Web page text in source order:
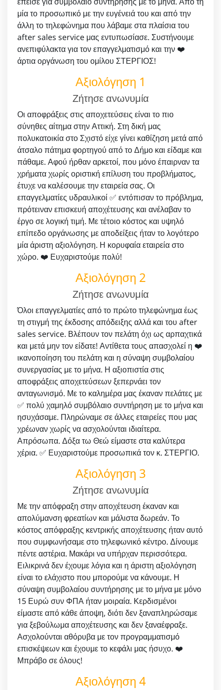
μία το προσωπικό με την ευγένειά του και από την
άλλη το τηλεφώνημα που λάβαμε στα πλαίσια του
after sales service μας εντυπωσίασε. Συστήνουμε
ανεπιφύλακτα για τον επαγγελματισμό και την ❤️
άρτια οργάνωση του ομίλου ΣΤΕΡΓΙΟΣ!
Αξιολόγηση 1
Ζήτησε ανωνυμία
Οι αποφράξεις στις αποχετεύσεις είναι το πιο
σύνηθες αίτημα στην Αττική. Στη δική μας
πολυκατοικία στο Σχιστό είχε γίνει καθίζηση μετά από
άτσαλο πάτημα φορτηγού από το Δήμο και είδαμε και
πάθαμε. Αφού ήρθαν αρκετοί, που μόνο έπαιρναν τα
χρήματα χωρίς οριστική επίλυση του προβλήματος,
έτυχε να καλέσουμε την εταιρεία σας. Οι
επαγγελματίες υδραυλικοί ✅ εντόπισαν το πρόβλημα,
πρότειναν επισκευή αποχέτευσης και ανέλαβαν το
έργο σε λογική τιμή. Με τέτοιο κόστος και υψηλό
επίπεδο οργάνωσης με αποδείξεις ήταν το λογότερο
μία άριστη αξιολόγηση. Η κορυφαία εταιρεία στο
χώρο. ❤️ Ευχαριστούμε πολύ!
Αξιολόγηση 2
Ζήτησε ανωνυμία
Όλοι επαγγελματίες από το πρώτο τηλεφώνημα έως
τη στιγμή της έκδοσης απόδειξης αλλά και του after
sales service. Βλέπουν τον πελάτη όχι ως αρπαχτικά
και μετά μην τον είδατε! Αντίθετα τους απασχολεί η ❤️
ικανοποίηση του πελάτη και η σύναψη συμβολαίου
συνεργασίας με το μήνα. Η αξιοπιστία στις
αποφράξεις αποχετεύσεων ξεπερνάει τον
ανταγωνισμό. Με το καλημέρα μας έκαναν πελάτες με
✅ πολύ χαμηλό συμβόλαιο συντήρηση με το μήνα και
ησυχάσαμε. Πληρώναμε σε άλλες εταιρείες που μας
χρέωναν χωρίς να ασχολούνται ιδιαίτερα.
Απρόσωπα. Δόξα τω Θεώ είμαστε στα καλύτερα
χέρια. ✅ Ευχαριστούμε προσωπικά τον κ. ΣΤΕΡΓΙΟ.
Αξιολόγηση 3
Ζήτησε ανωνυμία
Με την απόφραξη στην αποχέτευση έκαναν και
απολύμανση φρεατίων και μάλιστα δωρεάν. Το
κόστος απόφραξης κεντρικής αποχέτευσης ήταν αυτό
που συμφωνήσαμε στο τηλεφωνικό κέντρο. Δίνουμε
πέντε αστέρια. Μακάρι να υπήρχαν περισσότερα.
Ειλικρινά δεν έχουμε λόγια και η άριστη αξιολόγηση
είναι το ελάχιστο που μπορούμε να κάνουμε. Η
σύναψη συμβολαίου συντήρησης με το μήνα με μόνο
15 Ευρώ συν ΦΠΑ ήταν μοιραία. Κερδισμένοι
είμαστε από κάθε άποψη, διότι δεν ξαναπληρώσαμε
για ξεβούλωμα αποχέτευσης και δεν ξαναέφραξε.
Ασχολούνται αθόρυβα με τον προγραμματισμό
επισκέψεων και έχουμε το κεφάλι μας ήσυχο. ❤️
Μπράβο σε όλους!
Αξιολόγηση 4